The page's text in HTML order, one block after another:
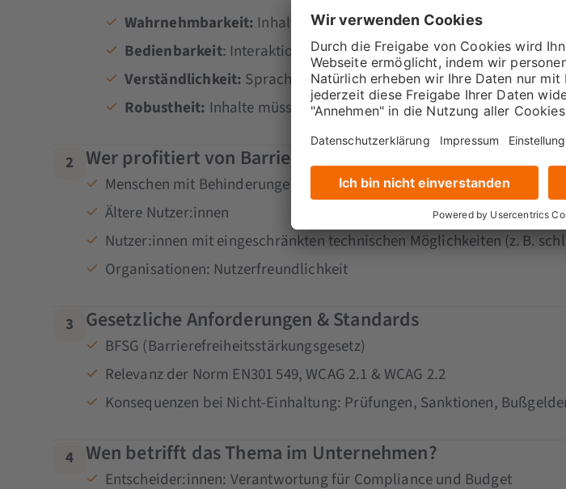
Wahrnehmbarkeit: Inhalte müssen von allen Nutzer:innen
Bedienbarkeit: Interaktion muss mit verschiedenen
Verständlichkeit: Sprache, Navigation und Bedienung müssen
Robustheit: Inhalte müssen mit verschiedenen Geräten, Browsern
2 Wer profitiert von Barrierefreiheit?
Menschen mit Behinderungen (dauerhaft, temporär, situativ)
Ältere Nutzer:innen
Nutzer:innen mit eingeschränkten technischen Möglichkeiten (z. B.
Organisationen: Nutzerfreundlichkeit
3 Gesetzliche Anforderungen & Standards
BFSG (Barrierefreiheitsstärkungsgesetz)
Relevanz der Norm EN301 549, WCAG 2.1 & WCAG 2.2
Konsequenzen bei Nicht-Einhaltung: Prüfungen, Sanktionen,
4 Wen betrifft das Thema im Unternehmen?
Entscheider:innen: Verantwortung für Compliance und Budget